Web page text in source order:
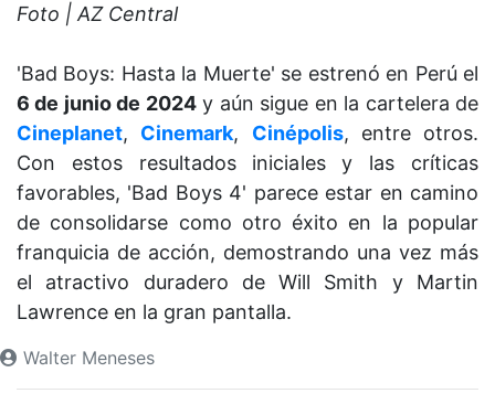
Foto | AZ Central
'Bad Boys: Hasta la Muerte' se estrenó en Perú el
6 de junio de 2024y aún sigue en la cartelera de
Cineplanet, Cinemark, Cinépolis, entre otros.
Con estos resultados iniciales y las críticas
favorables, 'Bad Boys 4' parece estar en camino
de consolidarse como otro éxito en la popular
franquicia de acción, demostrando una vez más
el atractivo duradero de Will Smith y Martin
Lawrence en la gran pantalla.
Walter Meneses